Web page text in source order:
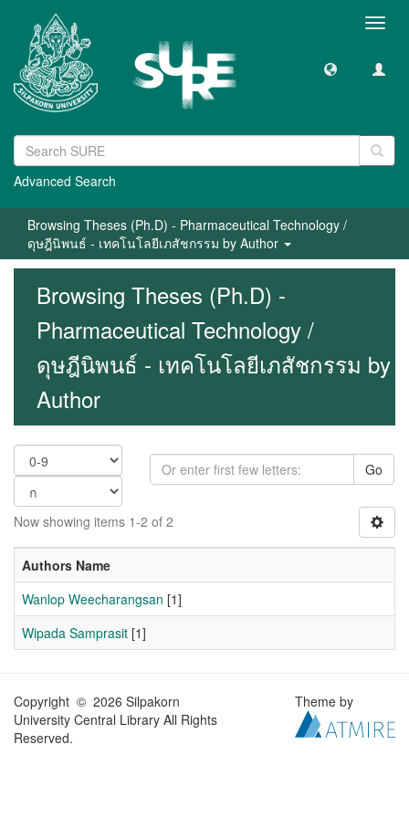
Advanced Search
Browsing Theses (Ph.D) - Pharmaceutical Technology /
ดุษฎีนิพนธ์ - เทคโนโลยีเภสัชกรรม by Author
Browsing Theses (Ph.D) -
Pharmaceutical Technology /
ดุษฎีนิพนธ์ - เทคโนโลยีเภสัชกรรม by
Author
Go
Now showing items 1-2 of 2
Authors Name
Wanlop Weecharangsan [1]
Wipada Samprasit [1]
Copyright © 2026 Silpakorn
University Central Library All Rights
Reserved.
Theme by